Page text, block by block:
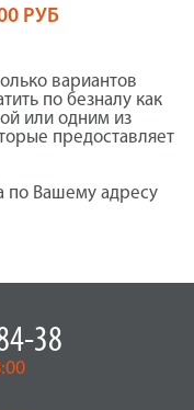
РУБ
вариантов
по безналу как
или одним из
предоставляет
по Вашему адресу
38